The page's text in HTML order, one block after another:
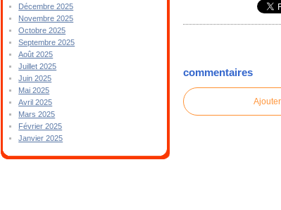
Décembre 2025
Novembre 2025
Octobre 2025
Septembre 2025
Août 2025
Juillet 2025
Juin 2025
Mai 2025
Avril 2025
Mars 2025
Février 2025
Janvier 2025
commentaires